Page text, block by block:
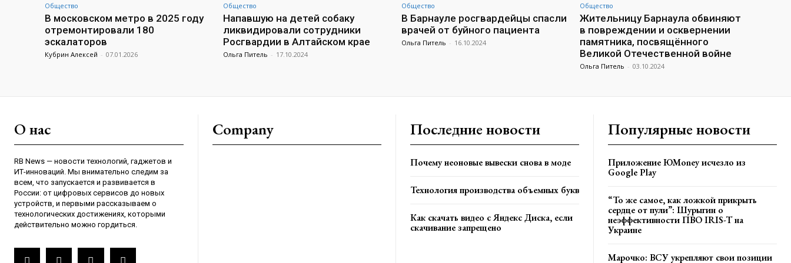
Общество
В московском метро в 2025 году
отремонтировали 180
эскалаторов
Кубрин Алексей - 07.01.2026
Общество
Напавшую на детей собаку
ликвидировали сотрудники
Росгвардии в Алтайском крае
Ольга Питель - 17.10.2024
Общество
В Барнауле росгвардейцы спасли
врачей от буйного пациента
Ольга Питель - 16.10.2024
Общество
Жительницу Барнаула обвиняют
в повреждении и осквернении
памятника, посвящённого
Великой Отечественной войне
Ольга Питель - 03.10.2024
О нас
RB News — новости технологий, гаджетов и
ИТ-инноваций. Мы внимательно следим за
всем, что запускается и развивается в
России: от цифровых сервисов до новых
устройств, и первыми рассказываем о
технологических достижениях, которыми
действительно можно гордиться.
Company Последние новости
Почему неоновые вывески снова в моде
Технология производства объемных букв
Как скачать видео с Яндекс Диска, если
скачивание запрещено
Популярные новости
Приложение ЮMoney исчезло из
Google Play
“То же самое, как ложкой прикрыть
сердце от пули”: Шурыгин о
неэффективности ПВО IRIS-T на
Украине
Марочко: ВСУ укрепляют свои позиции